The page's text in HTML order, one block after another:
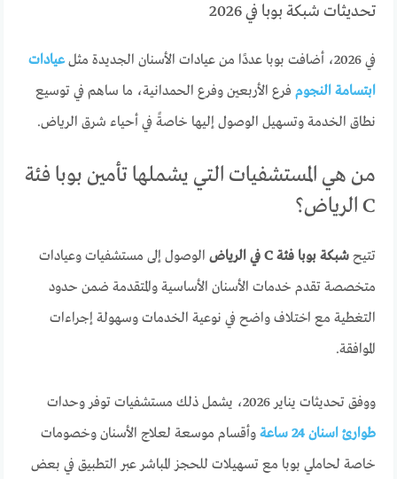
تحديثات شبكة بوبا في 2026
في 2026، أضافت بوبا عددًا من عيادات الأسنان الجديدة مثل
عيادات
ابتسامة النجوم فرع الأربعين وفرع الحمدانية، ما ساهم في توسيع
نطاق الخدمة وتسهيل الوصول إليها خاصةً في أحياء شرق الرياض.
من هي المستشفيات التي يشملها تأمين بوبا فئة
C الرياض؟
تتيحشبكة بوبا فئة C في الرياض
الوصول إلى مستشفيات وعيادات
متخصصة تقدم خدمات الأسنان الأساسية والمتقدمة ضمن حدود
التغطية مع اختلاف واضح في نوعية الخدمات وسهولة إجراءات
الموافقة.
ووفق تحديثات يناير 2026، يشمل ذلك مستشفيات توفر وحدات
طوارئ اسنان 24 ساعة
وأقسام موسعة لعلاج الأسنان وخصومات
خاصة لحاملي بوبا مع تسهيلات للحجز المباشر عبر التطبيق في بعض